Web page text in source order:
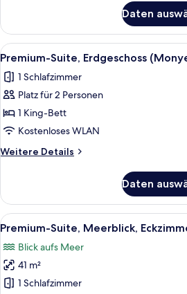
Bungalow,
Poolblick,
Zwischengeschoss
Mezzanine
Bungalow)
Daten
Alle
Fotos
für
Premium-
Suite,
Erdgeschoss
(Monyet
Suite)
Ein
1
Premium-Suite, Erdgeschoss
1 Schlafzimmer
Platz für 2 Personen
1 King-Bett
Kostenloses WLAN
Weitere Details
Weitere
Suite,
Erdgeschoss
(Monyet
Daten
Alle
Fotos
für
Premium-
Suite,
Ein
1
Premium-Suite, Meerblick,
Blick aufs Meer
41 m²
1 Schlafzimmer